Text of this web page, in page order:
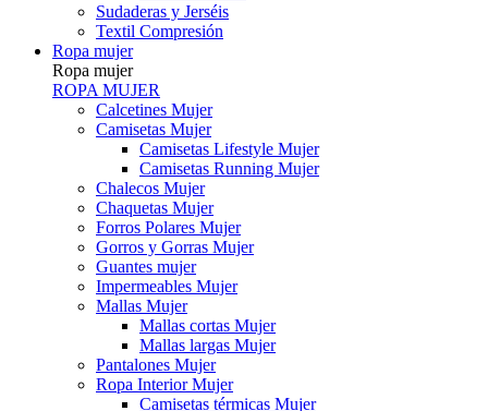
Sudaderas y Jerséis
Textil Compresión
Ropa mujer
Ropa mujer
ROPA MUJER
Calcetines Mujer
Camisetas Mujer
Camisetas Lifestyle Mujer
Camisetas Running Mujer
Chalecos Mujer
Chaquetas Mujer
Forros Polares Mujer
Gorros y Gorras Mujer
Guantes mujer
Impermeables Mujer
Mallas Mujer
Mallas cortas Mujer
Mallas largas Mujer
Pantalones Mujer
Ropa Interior Mujer
Camisetas térmicas Mujer